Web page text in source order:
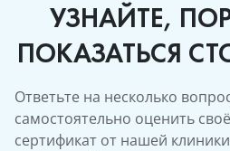
УЗНАЙТЕ,
ПОКАЗАТЬСЯ
Ответьте на несколько
самостоятельно оценить
сертификат от нашей